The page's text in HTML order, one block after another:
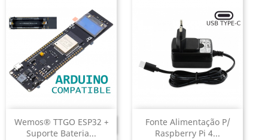
Wemos® TTGO ESP32 +
Suporte Bateria...
DESCONTINUADO
Fonte Alimentação P/
Raspberry Pi 4...